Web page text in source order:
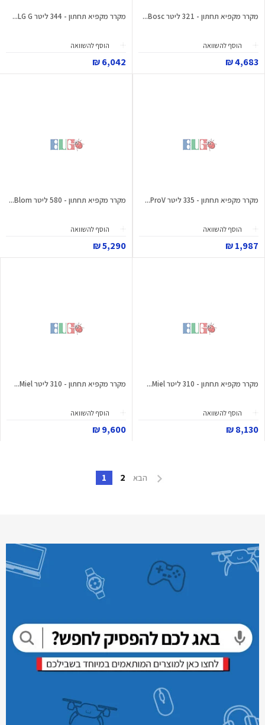
מקרר מקפיא תחתון - 321 ליטר Bosc...
הוסף להשוואה
4,683 ₪
מקרר מקפיא תחתון - 344 ליטר LG G...
הוסף להשוואה
6,042 ₪
מקרר מקפיא תחתון - 335 ליטר ProV...
הוסף להשוואה
1,987 ₪
מקרר מקפיא תחתון - 580 ליטר Blom...
הוסף להשוואה
5,290 ₪
מקרר מקפיא תחתון - 310 ליטר Miel...
הוסף להשוואה
8,130 ₪
מקרר מקפיא תחתון - 310 ליטר Miel...
הוסף להשוואה
9,600 ₪
הבא 2
1